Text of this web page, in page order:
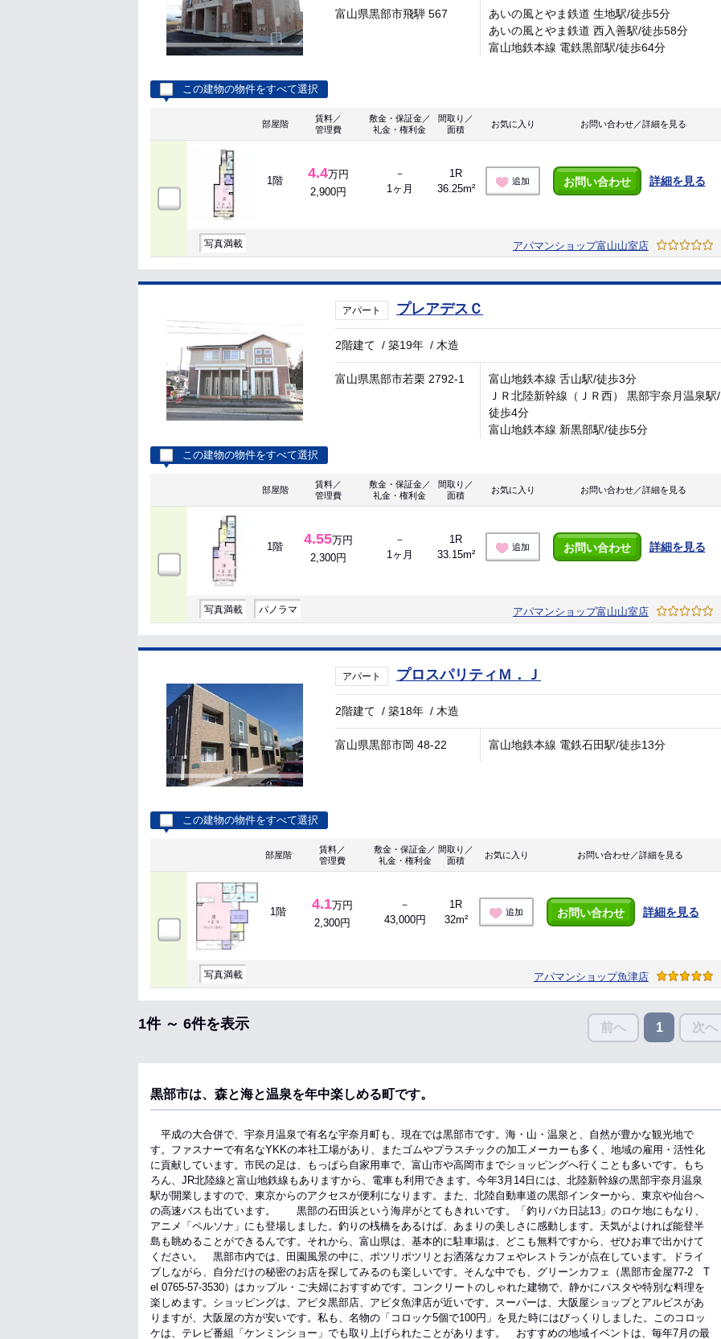
富山県黒部市飛騨 567
あいの風とやま鉄道 生地駅/徒歩5分
あいの風とやま鉄道 西入善駅/徒歩58分
富山地鉄本線 電鉄黒部駅/徒歩64分
この建物の物件をすべて選択
部屋階
賃料／
管理費
敷金・保証金／
礼金・権利金
間取り／
面積
お気に入り お問い合わせ／詳細を見る
1階 4.4万円
2,900円
－
1ヶ月
1R
36.25m²
追加 お問い合わせ 詳細を見る
写真満載 アパマンショップ富山山室店
アパート プレアデスＣ
2階建て /築19年 / 木造
富山県黒部市若栗 2792-1
富山地鉄本線 舌山駅/徒歩3分
ＪＲ北陸新幹線（ＪＲ西） 黒部宇奈月温泉駅/
徒歩4分
富山地鉄本線 新黒部駅/徒歩5分
この建物の物件をすべて選択
部屋階
賃料／
管理費
敷金・保証金／
礼金・権利金
間取り／
面積
お気に入り お問い合わせ／詳細を見る
1階 4.55万円
2,300円
－
1ヶ月
1R
33.15m²
追加 お問い合わせ 詳細を見る
写真満載 パノラマ アパマンショップ富山山室店
アパート プロスパリティＭ．Ｊ
2階建て /築18年 / 木造
富山県黒部市岡 48-22 富山地鉄本線 電鉄石田駅/徒歩13分
この建物の物件をすべて選択
部屋階
賃料／
管理費
敷金・保証金／
礼金・権利金
間取り／
面積
お気に入り お問い合わせ／詳細を見る
1階 4.1万円
2,300円
－
43,000円
1R
32m²
追加 お問い合わせ 詳細を見る
写真満載 アパマンショップ魚津店
1件 ～ 6件を表示 前へ 1 次へ
黒部市は、森と海と温泉を年中楽しめる町です。
平成の大合併で、宇奈月温泉で有名な宇奈月町も、現在では黒部市です。海・山・温泉と、自然が豊かな観光地で
す。ファスナーで有名なYKKの本社工場があり、またゴムやプラスチックの加工メーカーも多く、地域の雇用・活性化
に貢献しています。市民の足は、もっぱら自家用車で、富山市や高岡市までショッピングへ行くことも多いです。もち
ろん、JR北陸線と富山地鉄線もありますから、電車も利用できます。今年3月14日には、北陸新幹線の黒部宇奈月温泉
駅が開業しますので、東京からのアクセスが便利になります。また、北陸自動車道の黒部インターから、東京や仙台へ
の高速バスも出ています。 黒部の石田浜という海岸がとてもきれいです。「釣りバカ日誌13」のロケ地にもなり、
アニメ「ペルソナ」にも登場しました。釣りの桟橋をあるけば、あまりの美しさに感動します。天気がよければ能登半
島も眺めることができるんです。それから、富山県は、基本的に駐車場は、どこも無料ですから、ぜひお車で出かけて
ください。 黒部市内では、田園風景の中に、ポツリポツリとお洒落なカフェやレストランが点在しています。ドライ
ブしながら、自分だけの秘密のお店を探してみるのも楽しいです。そんな中でも、グリーンカフェ（黒部市金屋77-2 T
el 0765-57-3530）はカップル・ご夫婦におすすめです。コンクリートのしゃれた建物で、静かにパスタや特別な料理を
楽しめます。ショッピングは、アピタ黒部店、アピタ魚津店が近いです。スーパーは、大阪屋ショップとアルビスがあ
りますが、大阪屋の方が安いです。私も、名物の「コロッケ5個で100円」を見た時にはびっくりしました。このコロッ
ケは、テレビ番組「ケンミンショー」でも取り上げられたことがあります。 おすすめの地域イベントは、毎年7月の最